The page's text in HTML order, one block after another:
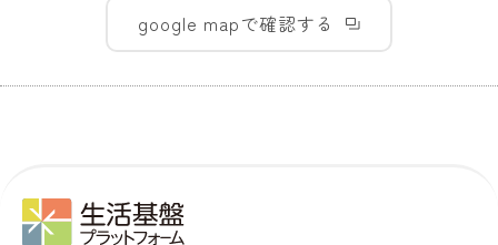
google mapで確認する